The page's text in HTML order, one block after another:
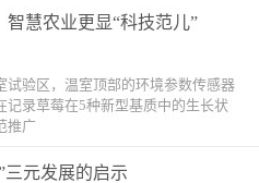
慧农业更显“科技范儿”
验区，温室顶部的环境参数传感器
记录草莓在5种新型基质中的生长状
推广
三元发展的启示